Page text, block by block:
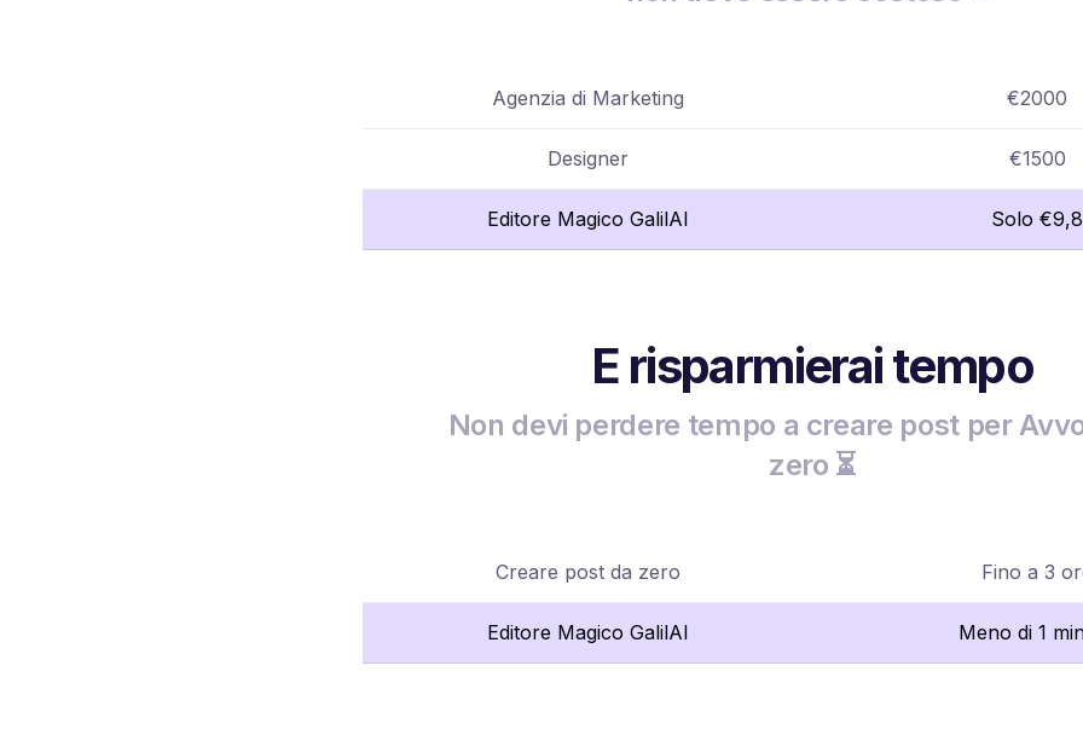
Agenzia di Marketing €2000
Designer €1500
Editore Magico GalilAI Solo €9,8
E risparmierai tempo
Non devi perdere tempo a creare post per
zero ⏳
Creare post da zero Fino a 3
Editore Magico GalilAI Meno di 1